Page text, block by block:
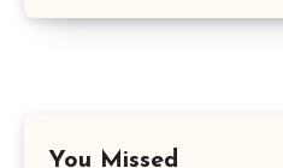
You Missed